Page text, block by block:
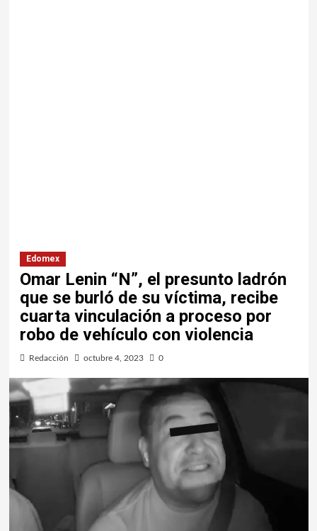
Edomex
Omar Lenin “N”, el presunto ladrón
que se burló de su víctima, recibe
cuarta vinculación a proceso por
robo de vehículo con violencia
Redacción octubre 4, 2023 0